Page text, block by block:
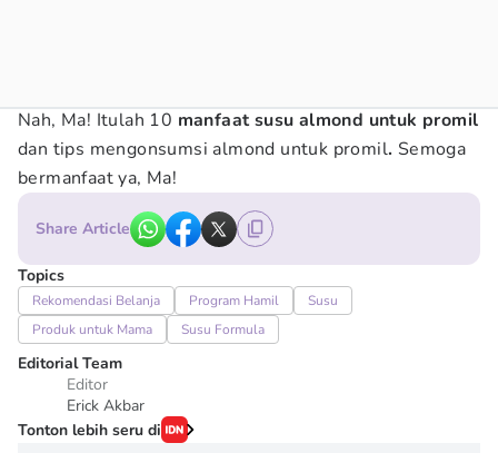
Nah, Ma! Itulah 10 manfaat susu almond untuk promil
dan tips mengonsumsi almond untuk promil. Semoga
bermanfaat ya, Ma!
Share Article
Topics
Rekomendasi Belanja Program Hamil
Susu
Produk untuk Mama
Susu Formula
Editorial Team
Editor
Erick Akbar
Tonton lebih seru di